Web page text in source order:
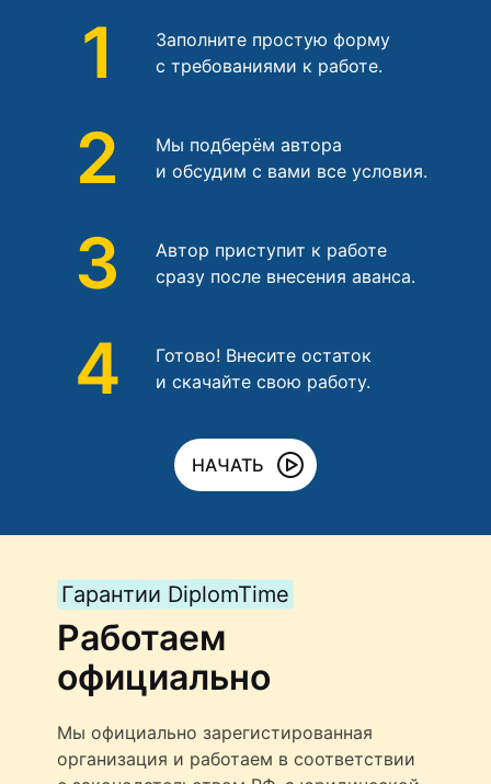
1
Заполните простую форму
с требованиями к работе.
2
Мы подберём автора
и обсудим с вами все условия.
3
Автор приступит к работе
сразу после внесения аванса.
4
Готово! Внесите остаток
и скачайте свою работу.
НАЧАТЬ
Гарантии DiplomTime
Работаем
официально
Мы официально зарегистированная
организация и работаем в соответствии